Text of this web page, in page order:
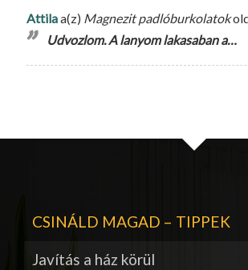
Attilaa(z) Magnezit padlóburkolatok
Udvozlom. A lanyom lakasaban a…
CSINÁLD MAGAD – TIPPEK
Javítás a ház körül